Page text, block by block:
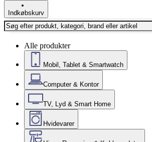
Indkøbskurv
Alle produkter
Mobil, Tablet & Smartwatch
Computer & Kontor
TV, Lyd & Smart Home
Hvidevarer